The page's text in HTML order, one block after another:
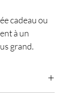
cadeau ou
à un
grand.